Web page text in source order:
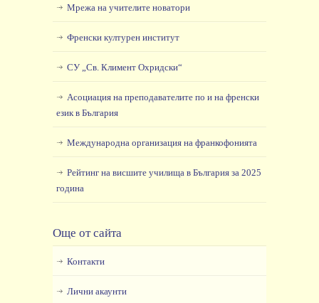
Мрежа на учителите новатори
Френски културен институт
СУ „Св. Климент Охридски“
Асоциация на преподавателите по и на френски
език в България
Международна организация на франкофонията
Рейтинг на висшите училища в България за 2025
година
Още от сайта
Контакти
Лични акаунти